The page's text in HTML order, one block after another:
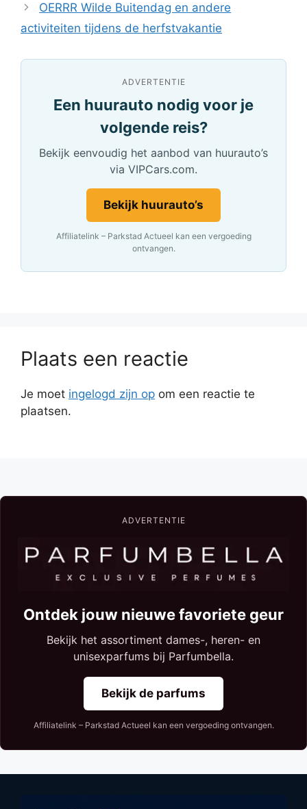
OERRR Wilde Buitendag en andere
activiteiten tijdens de herfstvakantie
ADVERTENTIE
Een huurauto nodig voor je
volgende reis?
Bekijk eenvoudig het aanbod van huurauto’s
via VIPCars.com.
Bekijk huurauto’s
Affiliatelink – Parkstad Actueel kan een vergoeding
ontvangen.
Plaats een reactie
Je moet ingelogd zijn op om een reactie te
plaatsen.
ADVERTENTIE
Ontdek jouw nieuwe favoriete geur
Bekijk het assortiment dames-, heren- en
unisexparfums bij Parfumbella.
Bekijk de parfums
Affiliatelink – Parkstad Actueel kan een vergoeding ontvangen.